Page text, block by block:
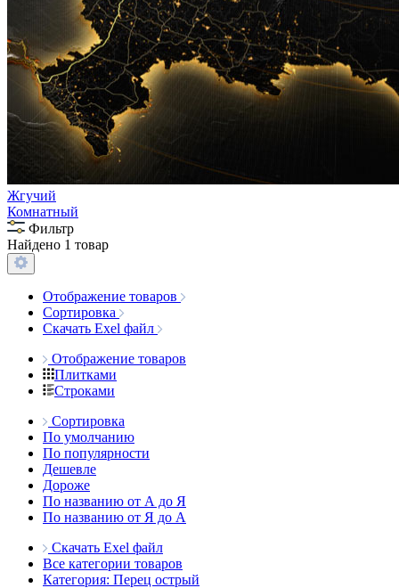
Жгучий
Комнатный
Фильтр
Найдено 1 товар
Отображение товаров
Сортировка
Скачать Exel файл
Отображение товаров
Плитками
Строками
Сортировка
По умолчанию
По популярности
Дешевле
Дороже
По названию от А до Я
По названию от Я до А
Скачать Exel файл
Все категории товаров
Категория: Перец острый